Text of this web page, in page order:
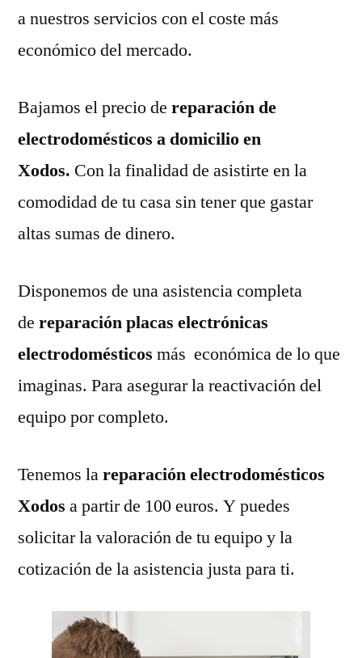
a nuestros servicios con el coste más
económico del mercado.
Bajamos el precio de reparación de
electrodomésticos a domicilio en
Xodos. Con la finalidad de asistirte en la
comodidad de tu casa sin tener que gastar
altas sumas de dinero.
Disponemos de una asistencia completa
de reparación placas electrónicas
electrodomésticos más económica de lo que
imaginas. Para asegurar la reactivación del
equipo por completo.
Tenemos lareparación electrodomésticos
Xodos a partir de 100 euros. Y puedes
solicitar la valoración de tu equipo y la
cotización de la asistencia justa para ti.